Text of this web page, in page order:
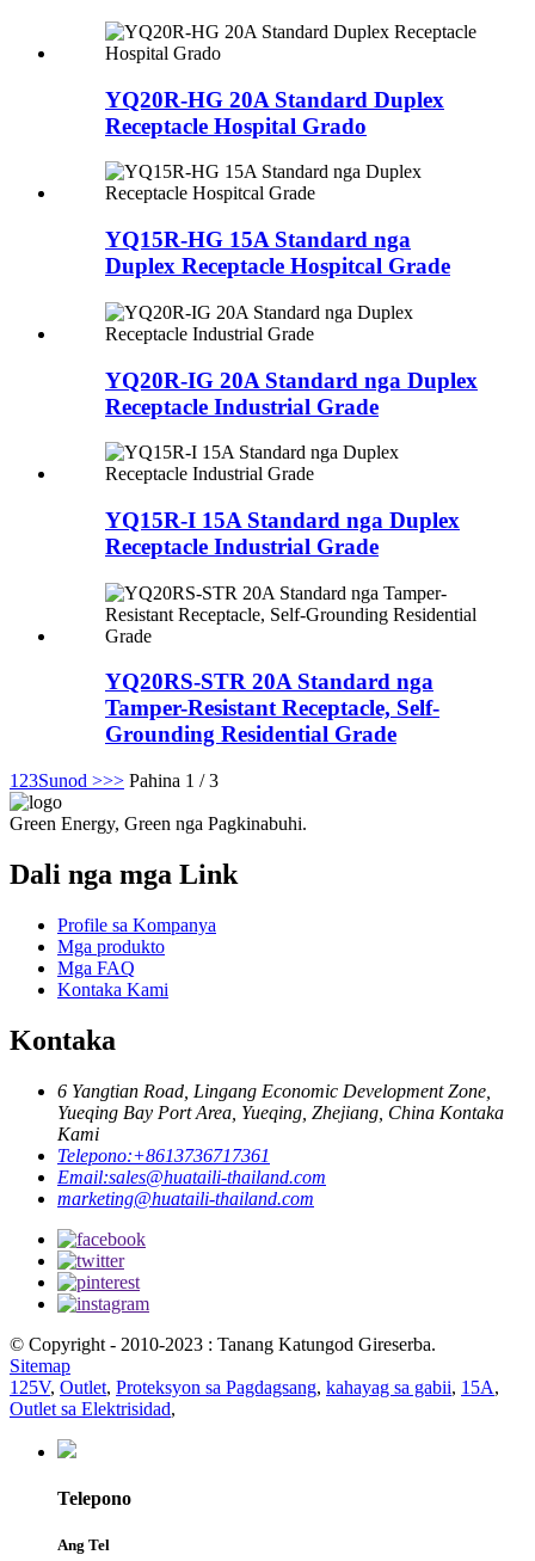
YQ20R-HG 20A Standard Duplex
Receptacle Hospital Grado
YQ15R-HG 15A Standard nga
Duplex Receptacle Hospitcal Grade
YQ20R-IG 20A Standard nga Duplex
Receptacle Industrial Grade
YQ15R-I 15A Standard nga Duplex
Receptacle Industrial Grade
YQ20RS-STR 20A Standard nga
Tamper-Resistant Receptacle, Self-
Grounding Residential Grade
1 23Sunod >>> Pahina 1 / 3
Green Energy, Green nga Pagkinabuhi.
Dali nga mga Link
Profile sa Kompanya
Mga produkto
Mga FAQ
Kontaka Kami
Kontaka
6 Yangtian Road, Lingang Economic Development Zone,
Yueqing Bay Port Area, Yueqing, Zhejiang, China Kontaka
Kami
Telepono:+8613736717361
Email:sales@huataili-thailand.com
marketing@huataili-thailand.com
© Copyright - 2010-2023 : Tanang Katungod Gireserba.
Sitemap
125V, Outlet, Proteksyon sa Pagdagsang, kahayag sa gabii, 15A,
Outlet sa Elektrisidad,
Telepono
Ang Tel